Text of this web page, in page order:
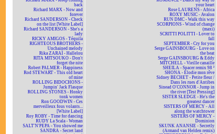
back
Richard MARX - Now and
forever
Richard SANDERSON - Check
on the list [White Label]
Richard SANDERSON - She's a
lady
RICKY AMIGOS - Téquila
RIGHTEOUS BROTHERS -
Unchained melody
Rika ZARAÏ - Hallelou
RITA MITSOUKO - Don't
forget the nite
Robert PALMER - Happiness
Rod STEWART - This old heart
of mine
ROLLING BIDOCHONS -
Jumpin' Jack Flasque
ROLLING STONES - Honky
tonk women
Ron GOODWIN - Ces
merveilleux fous volants...
[White Label]
Roy ROBY - Time for dancing
RUDY La Scala - Woman
SALT'N'PEPA - You showed me
SANDRA - Secret land
your heart
Rose LAURENS - Africa
ROXY MUSIC - Avalon
RUN DMC - Walk this way
SCORPIONS - Wind of change
(maxi)
SCRITTI POLITTI - Lover to
fall
SEPTEMBER - Cry for you
Serge GAINSBOURG - Love on
the beat
Serge GAINSBOURG & Eddy
MITCHELL - Vieille canaille
SHEILA - Spacer remix 98 ²
SHONA - Elodie mon rêve
Sidney BECHET - Petite fleur /
Dans les rues d'Antibes
Sinead O'CONNOR - Jump in
the river [Test Pressing]
SISTER SLEDGE - He's the
greatest dancer
SISTERS OF MERCY - All
along the watchtower
SISTERS OF MERCY -
Dominion
SKUNK ANANSIE - Secretly
(Armand van Helden remix)